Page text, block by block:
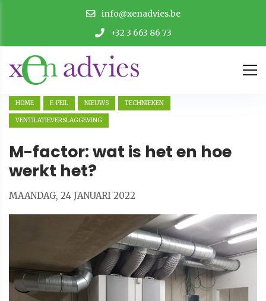
info@xenadvies.be
+32 3 663 86 73
HOME E-PEIL NIEUWS TECHNIEKEN
VENTILATIEVERSLAGGEVING
M-factor: wat is het en hoe
werkt het?
MAANDAG, 24 JANUARI 2022